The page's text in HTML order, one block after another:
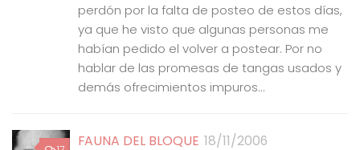
perdón por la falta de posteo de estos días,
ya que he visto que algunas personas me
habían pedido el volver a postear. Por no
hablar de las promesas de tangas usados y
demás ofrecimientos impuros...
FAUNA DEL BLOQUE 18/11/2006